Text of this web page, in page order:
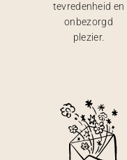
tevredenheid en
onbezorgd
plezier.